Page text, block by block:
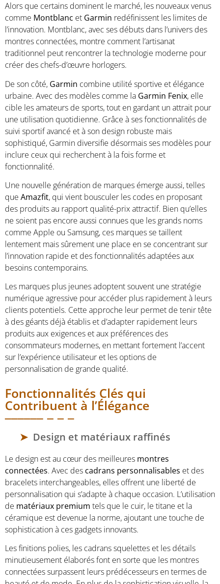
Alors que certains dominent le marché, les nouveaux venus
comme Montblanc et Garmin redéfinissent les limites de
l’innovation. Montblanc, avec ses débuts dans l’univers des
montres connectées, montre comment l’artisanat
traditionnel peut rencontrer la technologie moderne pour
créer des chefs-d’œuvre horlogers.
De son côté, Garmin combine utilité sportive et élégance
urbaine. Avec des modèles comme la Garmin Fenix, elle
cible les amateurs de sports, tout en gardant un attrait pour
une utilisation quotidienne. Grâce à ses fonctionnalités de
suivi sportif avancé et à son design robuste mais
sophistiqué, Garmin diversifie désormais ses modèles pour
inclure ceux qui recherchent à la fois forme et
fonctionnalité.
Une nouvelle génération de marques émerge aussi, telles
que Amazfit, qui vient bousculer les codes en proposant
des produits au rapport qualité-prix attractif. Bien qu’elles
ne soient pas encore aussi connues que les grands noms
comme Apple ou Samsung, ces marques se taillent
lentement mais sûrement une place en se concentrant sur
l’innovation rapide et des fonctionnalités adaptées aux
besoins contemporains.
Les marques plus jeunes adoptent souvent une stratégie
numérique agressive pour accéder plus rapidement à leurs
clients potentiels. Cette approche leur permet de tenir tête
à des géants déjà établis et d’adapter rapidement leurs
produits aux exigences et aux préférences des
consommateurs modernes, en mettant fortement l’accent
sur l’expérience utilisateur et les options de
personnalisation de grande qualité.
Fonctionnalités Clés qui
Contribuent à l’Élégance
Design et matériaux raffinés
Le design est au cœur des meilleures montres
connectées. Avec des cadrans personnalisables et des
bracelets interchangeables, elles offrent une liberté de
personnalisation qui s’adapte à chaque occasion. L’utilisation
de matériaux premium tels que le cuir, le titane et la
céramique est devenue la norme, ajoutant une touche de
sophistication à ces gadgets innovants.
Les finitions polies, les cadrans squelettes et les détails
minutieusement élaborés font en sorte que les montres
connectées surpassent leurs prédécesseurs en termes de